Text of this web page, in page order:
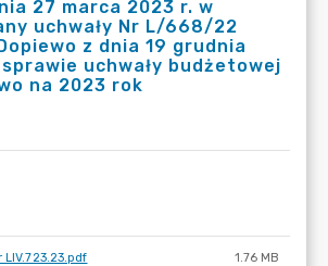
27 marca 2023 r. w
uchwały Nr L/668/22
z dnia 19 grudnia
uchwały budżetowej
na 2023 rok
LIV.723.23.pdf 1.76 MB